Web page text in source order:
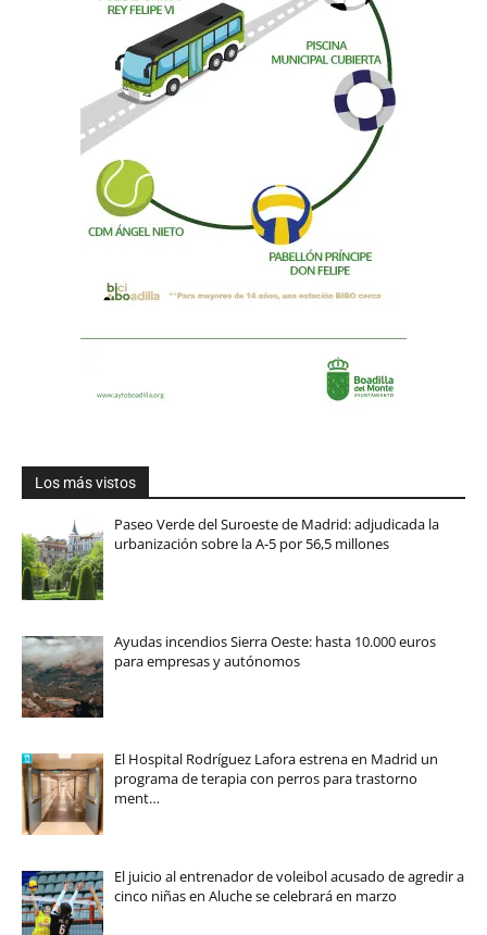
Los más vistos
Paseo Verde del Suroeste de Madrid: adjudicada la
urbanización sobre la A-5 por 56,5 millones
Ayudas incendios Sierra Oeste: hasta 10.000 euros
para empresas y autónomos
El Hospital Rodríguez Lafora estrena en Madrid un
programa de terapia con perros para trastorno
ment…
El juicio al entrenador de voleibol acusado de agredir a
cinco niñas en Aluche se celebrará en marzo